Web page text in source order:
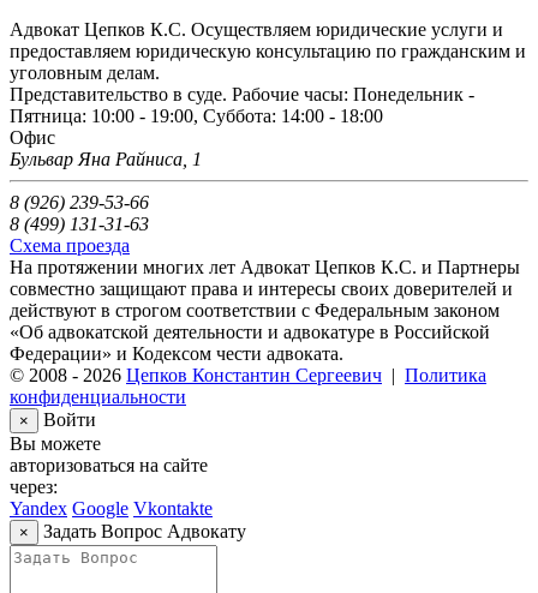
Адвокат Цепков К.С. Осуществляем юридические услуги и
предоставляем юридическую консультацию по гражданским и
уголовным делам.
Представительство в суде. Рабочие часы: Понедельник -
Пятница: 10:00 - 19:00, Суббота: 14:00 - 18:00
Офис
Бульвар Яна Райниса, 1
8 (926) 239-53-66
8 (499) 131-31-63
Схема проезда
На протяжении многих лет Адвокат Цепков К.С. и Партнеры
совместно защищают права и интересы своих доверителей и
действуют в строгом соответствии с Федеральным законом
«Об адвокатской деятельности и адвокатуре в Российской
Федерации» и Кодексом чести адвоката.
© 2008 - 2026 Цепков Константин Сергеевич | Политика
конфиденциальности
×
Войти
Вы можете
авторизоваться на сайте
через:
Yandex Google Vkontakte
× Задать Вопрос Адвокату